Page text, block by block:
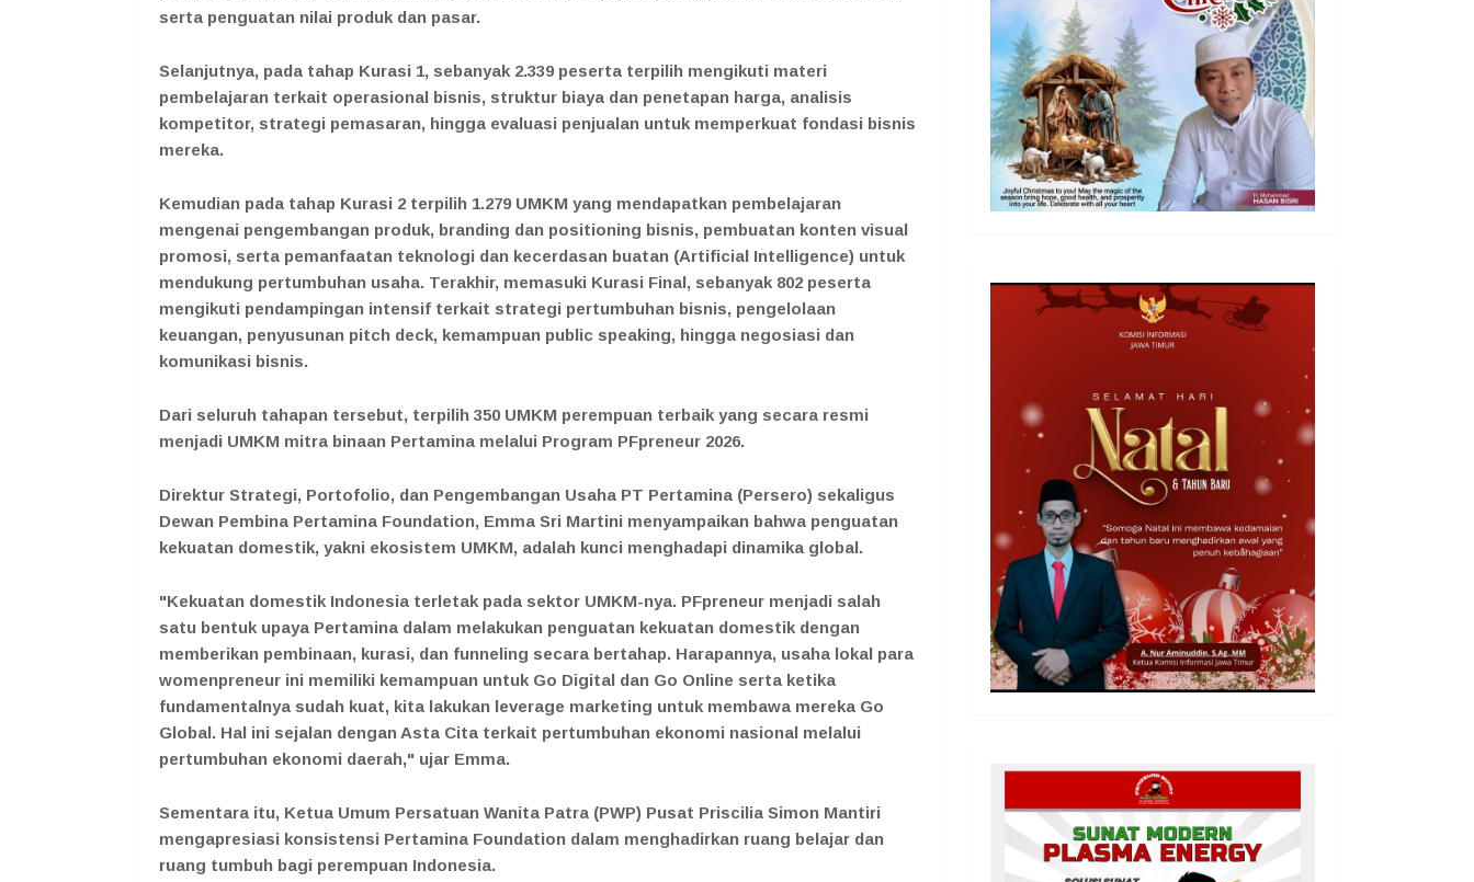
serta penguatan nilai produk dan pasar.
Selanjutnya, pada tahap Kurasi 1, sebanyak 2.339 peserta terpilih mengikuti materi
pembelajaran terkait operasional bisnis, struktur biaya dan penetapan harga, analisis
kompetitor, strategi pemasaran, hingga evaluasi penjualan untuk memperkuat fondasi bisnis
mereka.
Kemudian pada tahap Kurasi 2 terpilih 1.279 UMKM yang mendapatkan pembelajaran
mengenai pengembangan produk, branding dan positioning bisnis, pembuatan konten visual
promosi, serta pemanfaatan teknologi dan kecerdasan buatan (Artificial Intelligence) untuk
mendukung pertumbuhan usaha. Terakhir, memasuki Kurasi Final, sebanyak 802 peserta
mengikuti pendampingan intensif terkait strategi pertumbuhan bisnis, pengelolaan
keuangan, penyusunan pitch deck, kemampuan public speaking, hingga negosiasi dan
komunikasi bisnis.
Dari seluruh tahapan tersebut, terpilih 350 UMKM perempuan terbaik yang secara resmi
menjadi UMKM mitra binaan Pertamina melalui Program PFpreneur 2026.
Direktur Strategi, Portofolio, dan Pengembangan Usaha PT Pertamina (Persero) sekaligus
Dewan Pembina Pertamina Foundation, Emma Sri Martini menyampaikan bahwa penguatan
kekuatan domestik, yakni ekosistem UMKM, adalah kunci menghadapi dinamika global.
"Kekuatan domestik Indonesia terletak pada sektor UMKM-nya. PFpreneur menjadi salah
satu bentuk upaya Pertamina dalam melakukan penguatan kekuatan domestik dengan
memberikan pembinaan, kurasi, dan funneling secara bertahap. Harapannya, usaha lokal para
womenpreneur ini memiliki kemampuan untuk Go Digital dan Go Online serta ketika
fundamentalnya sudah kuat, kita lakukan leverage marketing untuk membawa mereka Go
Global. Hal ini sejalan dengan Asta Cita terkait pertumbuhan ekonomi nasional melalui
pertumbuhan ekonomi daerah," ujar Emma.
Sementara itu, Ketua Umum Persatuan Wanita Patra (PWP) Pusat Priscilia Simon Mantiri
mengapresiasi konsistensi Pertamina Foundation dalam menghadirkan ruang belajar dan
ruang tumbuh bagi perempuan Indonesia.